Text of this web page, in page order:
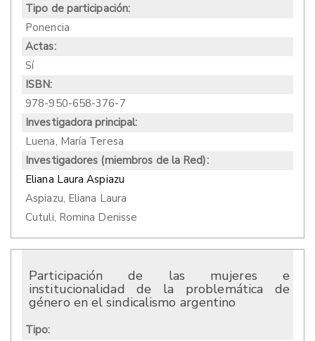
Tipo de participación:
Ponencia
Actas:
Sí
ISBN:
978-950-658-376-7
Investigadora principal:
Luena, María Teresa
Investigadores (miembros de la Red):
Eliana Laura Aspiazu
Aspiazu, Eliana Laura
Cutuli, Romina Denisse
Participación de las mujeres e
institucionalidad de la problemática de
género en el sindicalismo argentino
Tipo: